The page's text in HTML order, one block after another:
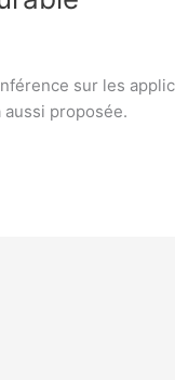
sur les
proposée.